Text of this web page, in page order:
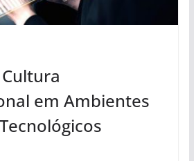
em Ambientes